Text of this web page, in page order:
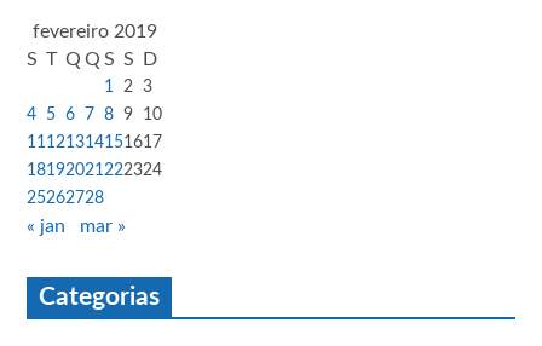
fevereiro 2019
S T Q Q S S D
1 2
3
4
5 6 7 8 9
10
11 121314151617
18192021 222324
25262728
« jan mar »
Categorias